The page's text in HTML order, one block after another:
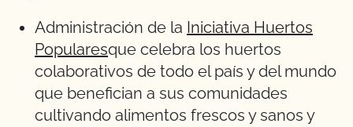
Administración de la Iniciativa Huertos
Popularesque celebra los huertos
colaborativos de todo el país y del mundo
que benefician a sus comunidades
cultivando alimentos frescos y sanos y